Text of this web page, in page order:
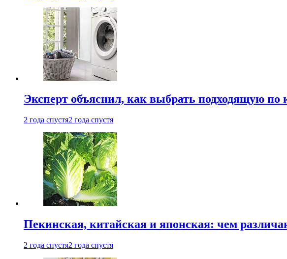
Эксперт объяснил, как выбрать подходящую
2 года спустя2 года спустя
Пекинская, китайская и японская: чем
2 года спустя2 года спустя